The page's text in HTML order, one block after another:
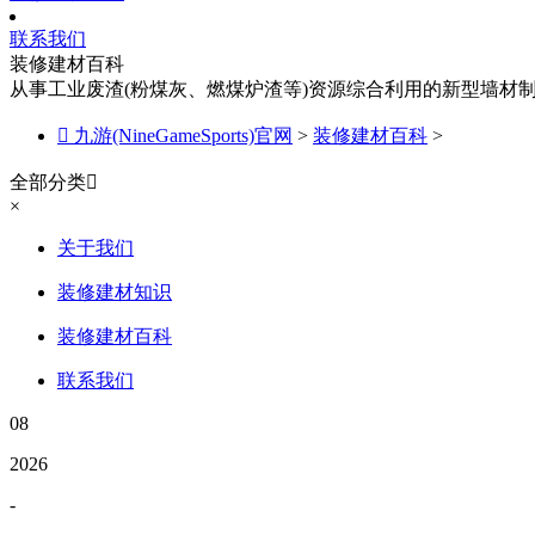
联系我们
装修建材百科
从事工业废渣(粉煤灰、燃煤炉渣等)资源综合利用的新型墙材
 九游(NineGameSports)官网 > 装修建材百科 >
全部分类
×
关于我们
装修建材知识
装修建材百科
联系我们
08
2026
-